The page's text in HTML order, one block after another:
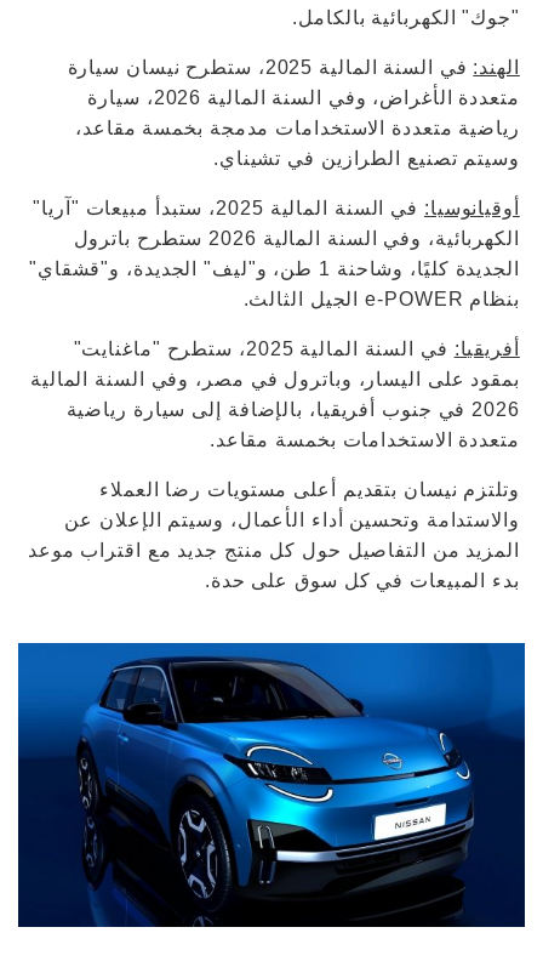
"جوك" الكهربائية بالكامل.
الهند:
في السنة المالية 2025، ستطرح نيسان سيارة
متعددة الأغراض، وفي السنة المالية 2026، سيارة
رياضية متعددة الاستخدامات مدمجة بخمسة مقاعد،
وسيتم تصنيع الطرازين في تشيناي.
أوقيانوسيا:
في السنة المالية 2025، ستبدأ مبيعات "آريا"
الكهربائية، وفي السنة المالية 2026 ستطرح باترول
الجديدة كليًا، وشاحنة 1 طن، و"ليف" الجديدة، و"قشقاي"
بنظام e-POWER الجيل الثالث.
أفريقيا:
في السنة المالية 2025، ستطرح "ماغنايت"
بمقود على اليسار، وباترول في مصر، وفي السنة المالية
2026 في جنوب أفريقيا، بالإضافة إلى سيارة رياضية
متعددة الاستخدامات بخمسة مقاعد.
وتلتزم نيسان بتقديم أعلى مستويات رضا العملاء
والاستدامة وتحسين أداء الأعمال، وسيتم الإعلان عن
المزيد من التفاصيل حول كل منتج جديد مع اقتراب موعد
بدء المبيعات في كل سوق على حدة.